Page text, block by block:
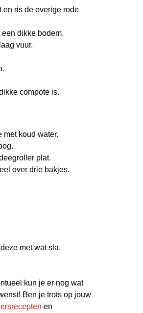
en ris de overige rode
dikke bodem.
vuur.
compote is.
met koud water.
plat.
over drie bakjes.
met wat sla.
kun je er nog wat
Ben je trots op jouw
en